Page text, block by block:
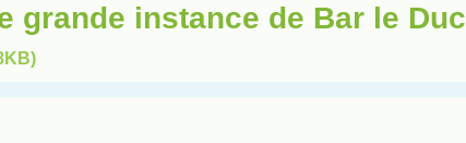
grande instance de Bar le Duc